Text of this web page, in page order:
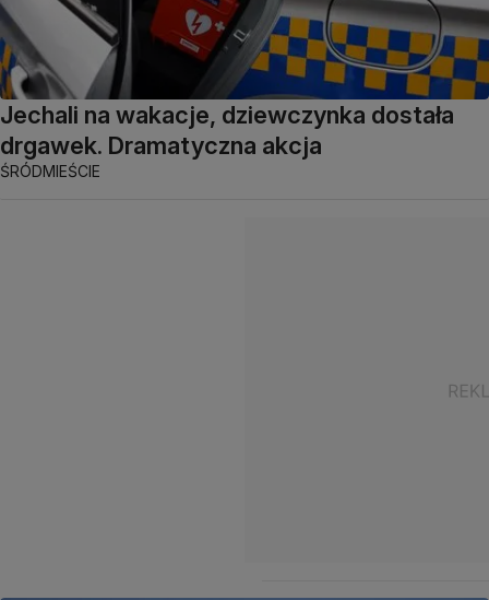
Jechali na wakacje, dziewczynka dostała
drgawek. Dramatyczna akcja
ŚRÓDMIEŚCIE